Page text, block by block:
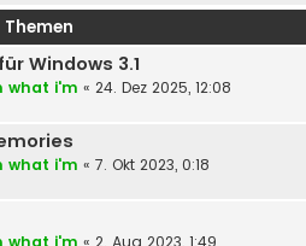
Themen
Windows 3.1
what i'm « 24. Dez 2025, 12:08
what i'm « 7. Okt 2023, 0:18